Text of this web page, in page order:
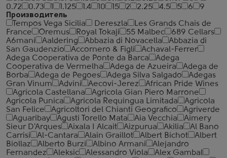
0.72
0.73 1.125 1.4 10 15 2 2.25 4.5 5 6
9
Производитель
Tempos Vega Sicilia
Dereszla
Les Grands Chais de
France
Oremus Royal Tokaji 55 Malbec
689 Cellars
A6mani
Aaldering Abbazia di Novacella
Abbazia di
San Gaudenzio
Accornero & Figli
Achaval-Ferrer
Adega Cooperativa de Ponte da Barca
Adega
Cooperativa de Vermelha
Adega de Azueira
Adega de
Borba
Adega de Pegoes Adega Silva Salgado
Adegas
Gran Vinum
Advini Aecovi-Jerez
African Pride Wines
Agricola Castellana
Agricola Gian Piero Marrone
Agricola Punica
Agricola Requingua Limitada
Agricola
San Felice
Agricoltori del Chianti Geografico
Agriverde
Aguaribay
Agusti Torello Mata Aia Vecchia
Aimery
Sieur D'Arques
Aixala I Alcait Aizpurua Akilia
Al Bano
Carrisi
Al-Cantara Alain Graillot Albert Bichot
Albert
Biollaz
Alberto Burzi Albino Armani
Alejandro
Fernandez
Aleksic Alessandro Viola
Alex Gambal